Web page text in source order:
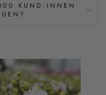
KUND:INNEN